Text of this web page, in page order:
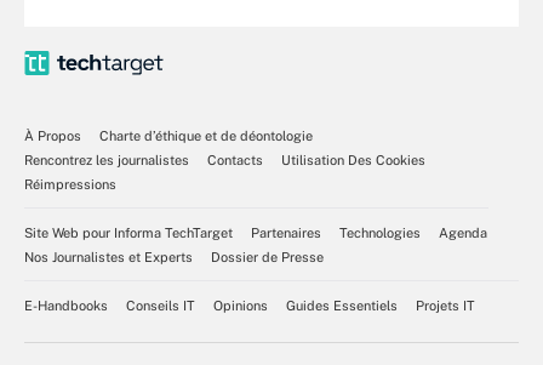
À Propos
Charte d’éthique et de déontologie
Rencontrez les journalistes
Contacts
Utilisation Des Cookies
Réimpressions
Site Web pour Informa TechTarget Partenaires Technologies
Agenda
Nos Journalistes et Experts
Dossier de Presse
E-Handbooks Conseils IT Opinions Guides Essentiels Projets IT